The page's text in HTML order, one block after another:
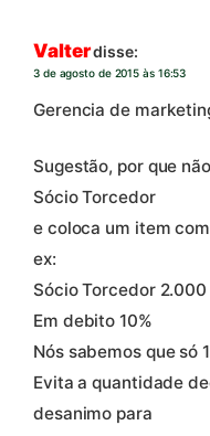
Valterdisse:
3 de agosto de 2015 às 16:53
Gerencia de
Sugestão, por que
Sócio Torcedor
e coloca um item
ex:
Sócio Torcedor 2.000
Em debito 10%
Nós sabemos que só
Evita a quantidade
desanimo para